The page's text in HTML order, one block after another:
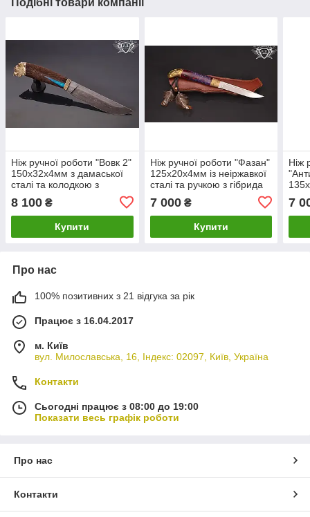
Подібні товари компанії
Ніж ручної роботи "Вовк 2"
150х32х4мм з дамаської
сталі та колодкою з
8 100 ₴
Купити
Ніж ручної роботи "Фазан"
125х20х4мм із неіржавкої
сталі та ручкою з гібрида
7 000₴
Купити
Ніж
7
Про нас
100% позитивних з 21 відгука за рік
Працює з 16.04.2017
м. Київ
вул. Милославська, 16, Індекс: 02097, Київ, Україна
Контакти
Сьогодні працює з 08:00 до 19:00
Показати весь графік роботи
Про нас
Контакти